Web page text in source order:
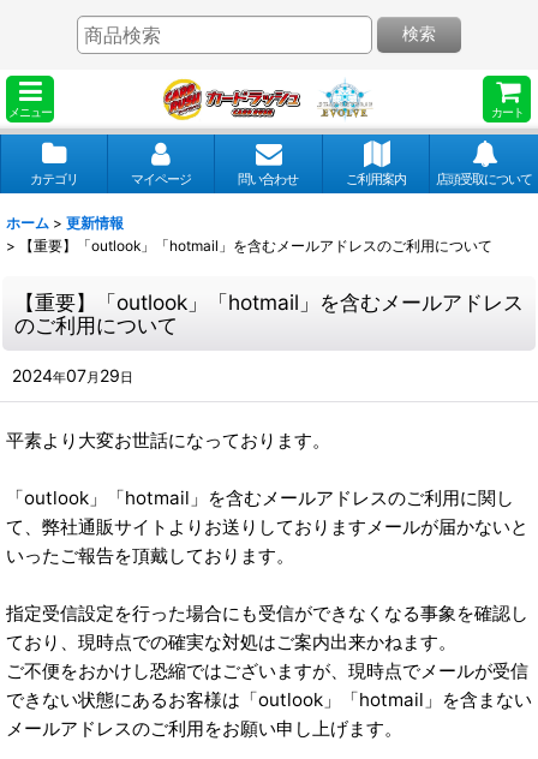
メニュー カート
検索
カテゴリ マイページ 問い合わせ ご利用案内 店頭受取について
ホーム > 更新情報
>
【重要】「outlook」「hotmail」を含むメールアドレスのご利用について
【重要】「outlook」「hotmail」を含むメールアドレス
のご利用について
2024年07月 29日
平素より大変お世話になっております。
「outlook」「hotmail」を含むメールアドレスのご利用に関し
て、弊社通販サイトよりお送りしておりますメールが届かないと
いったご報告を頂戴しております。
指定受信設定を行った場合にも受信ができなくなる事象を確認し
ており、現時点での確実な対処はご案内出来かねます。
ご不便をおかけし恐縮ではございますが、現時点でメールが受信
できない状態にあるお客様は「outlook」「hotmail」を含まない
メールアドレスのご利用をお願い申し上げます。